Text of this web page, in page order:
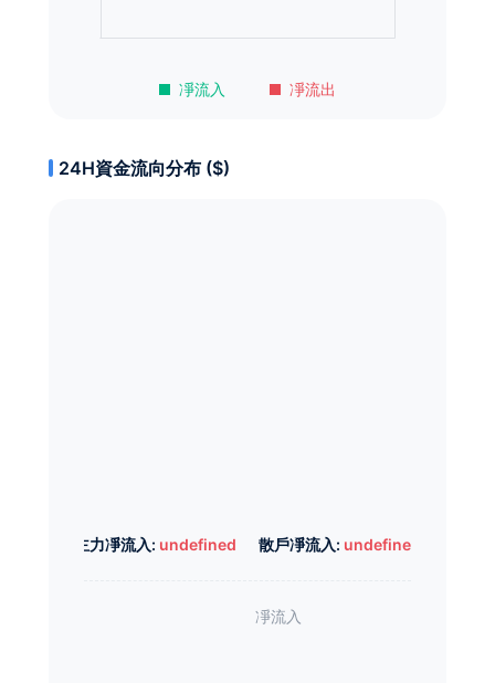
凈流入 凈流出
24H資金流向分布 ($)
主力凈流入: undefined 散戶凈流入: undefined